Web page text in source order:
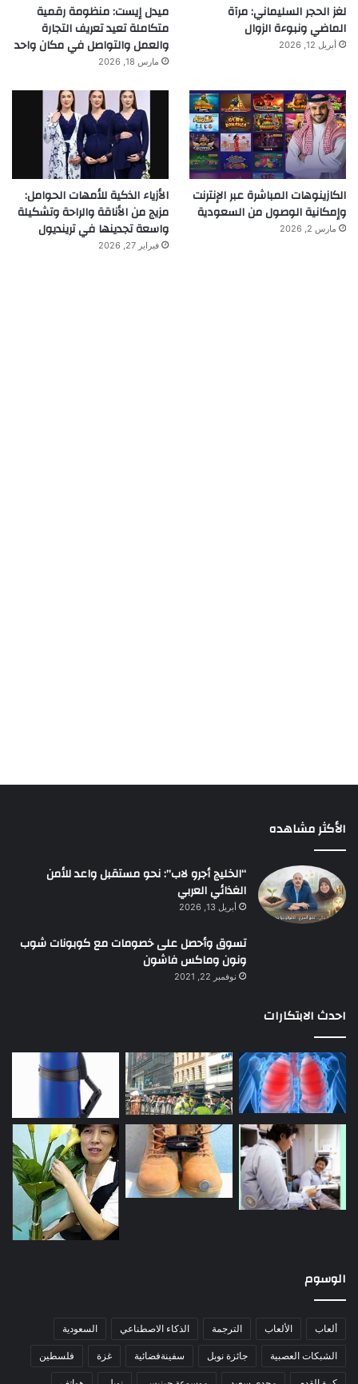
لغز الحجر السليماني: مرآة
الماضي ونبوءة الزوال
أبريل 12, 2026
ميدل إيست: منظومة رقمية
متكاملة تعيد تعريف التجارة
والعمل والتواصل في مكان واحد
مارس 18, 2026
الكازينوهات المباشرة عبر الإنترنت
وإمكانية الوصول من السعودية
مارس 2, 2026
الأزياء الذكية للأمهات الحوامل:
مزيج من الأناقة والراحة وتشكيلة
واسعة تجدينها في ترينديول
فبراير 27, 2026
الأكثر مشاهده
“الخليج أجرو لاب”: نحو مستقبل واعد للأمن
الغذائي العربي
أبريل 13, 2026
تسوق وأحصل على خصومات مع كوبونات شوب
ونون وماكس فاشون
نوفمبر 22, 2021
احدث الابتكارات
الوسوم
ألعاب الألعاب الترجمة الذكاء الاصطناعي السعودية
الشبكات العصبية جائزة نوبل سفينةفضائية غزة فلسطين